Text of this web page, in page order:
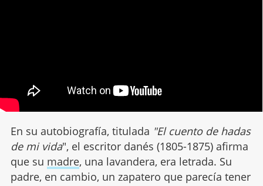
En su autobiografía, titulada "El cuento de hadas
de mi vida", el escritor danés (1805-1875) afirma
que su madre, una lavandera, era letrada. Su
padre, en cambio, un zapatero que parecía tener